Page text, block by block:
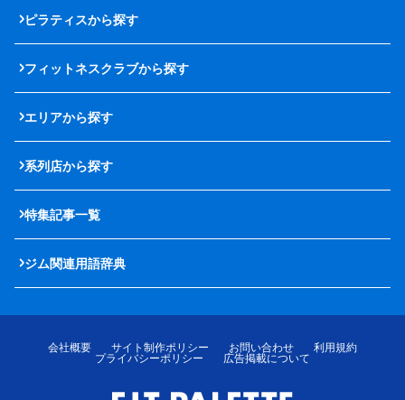
ピラティスから探す
フィットネスクラブから探す
エリアから探す
系列店から探す
特集記事一覧
ジム関連用語辞典
会社概要 サイト制作ポリシー お問い合わせ
利用規約
プライバシーポリシー
広告掲載について